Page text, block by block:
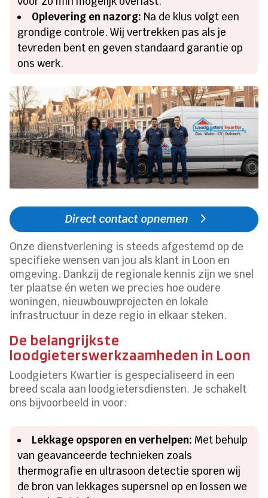
Oplevering en nazorg: Na de klus volgt een
grondige controle. Wij vertrekken pas als je
tevreden bent en geven standaard garantie op
ons werk.
Direct contact opnemen
Onze dienstverlening is steeds afgestemd op de
specifieke wensen van jou als klant in Loon en
omgeving. Dankzij de regionale kennis zijn we snel
ter plaatse én weten we precies hoe oudere
woningen, nieuwbouwprojecten en lokale
infrastructuur in deze regio in elkaar steken.
De belangrijkste
loodgieterswerkzaamheden in Loon
Loodgieters Kwartier is gespecialiseerd in een
breed scala aan loodgietersdiensten. Je schakelt
ons bijvoorbeeld in voor:
Lekkage opsporen en verhelpen: Met behulp
van geavanceerde technieken zoals
thermografie en ultrasoon detectie sporen wij
de bron van lekkages supersnel op en lossen we